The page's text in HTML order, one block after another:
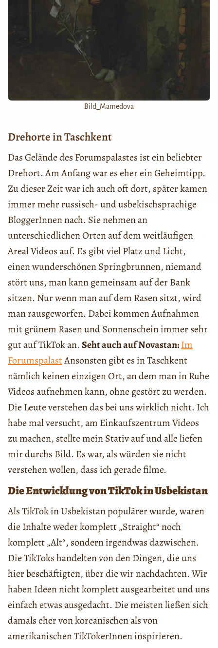
Bild_Mamedova
Drehorte in Taschkent
Das Gelände des Forumspalastes ist ein beliebter
Drehort. Am Anfang war es eher ein Geheimtipp.
Zu dieser Zeit war ich auch oft dort, später kamen
immer mehr russisch- und usbekischsprachige
BloggerInnen nach. Sie nehmen an
unterschiedlichen Orten auf dem weitläufigen
Areal Videos auf. Es gibt viel Platz und Licht,
einen wunderschönen Springbrunnen, niemand
stört uns, man kann gemeinsam auf der Bank
sitzen. Nur wenn man auf dem Rasen sitzt, wird
man rausgeworfen. Dabei kommen Aufnahmen
mit grünem Rasen und Sonnenschein immer sehr
gut auf TikTok an.Seht auch auf Novastan:Im
ForumspalastAnsonsten gibt es in Taschkent
nämlich keinen einzigen Ort, an dem man in Ruhe
Videos aufnehmen kann, ohne gestört zu werden.
Die Leute verstehen das bei uns wirklich nicht. Ich
habe mal versucht, am Einkaufszentrum Videos
zu machen, stellte mein Stativ auf und alle liefen
mir durchs Bild. Es war, als würden sie nicht
verstehen wollen, dass ich gerade filme.
Die Entwicklung von TikTok in Usbekistan
Als TikTok in Usbekistan populärer wurde, waren
die Inhalte weder komplett „Straight“ noch
komplett „Alt“, sondern irgendwas dazwischen.
Die TikToks handelten von den Dingen, die uns
hier beschäftigten, über die wir nachdachten. Wir
haben Ideen nicht komplett ausgearbeitet und uns
einfach etwas ausgedacht. Die meisten ließen sich
damals eher von koreanischen als von
amerikanischen TikTokerInnen inspirieren.